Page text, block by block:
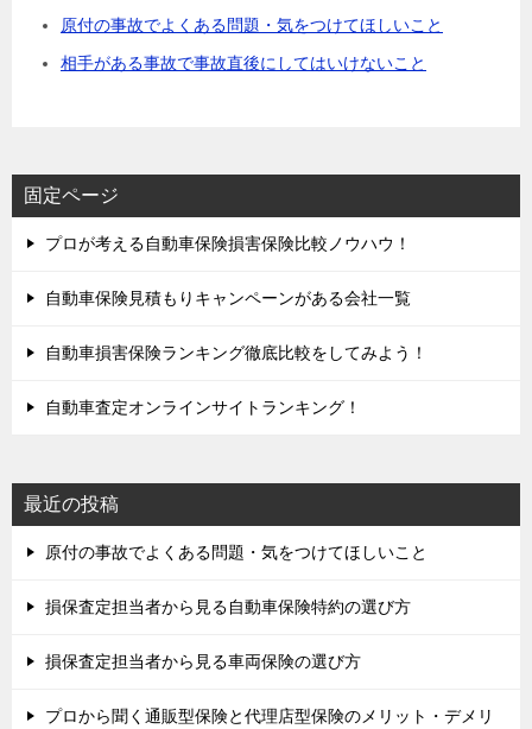
原付の事故でよくある問題・気をつけてほしいこと
相手がある事故で事故直後にしてはいけないこと
固定ページ
プロが考える自動車保険損害保険比較ノウハウ！
自動車保険見積もりキャンペーンがある会社一覧
自動車損害保険ランキング徹底比較をしてみよう！
自動車査定オンラインサイトランキング！
最近の投稿
原付の事故でよくある問題・気をつけてほしいこと
損保査定担当者から見る自動車保険特約の選び方
損保査定担当者から見る車両保険の選び方
プロから聞く通販型保険と代理店型保険のメリット・デメリ